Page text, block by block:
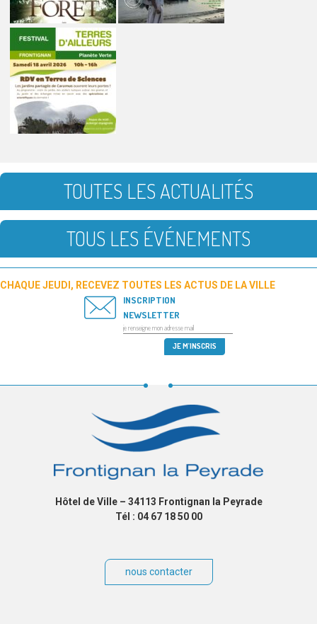
TOUTES LES ACTUALITÉS
TOUS LES ÉVÉNEMENTS
CHAQUE JEUDI, RECEVEZ TOUTES LES ACTUS DE LA VILLE
INSCRIPTION
NEWSLETTER
Hôtel de Ville – 34113 Frontignan la Peyrade
Tél : 04 67 18 50 00
nous contacter